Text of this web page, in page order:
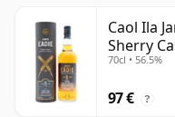
Caol Ila
Sherry
70cl • 56.5%
97 € ?